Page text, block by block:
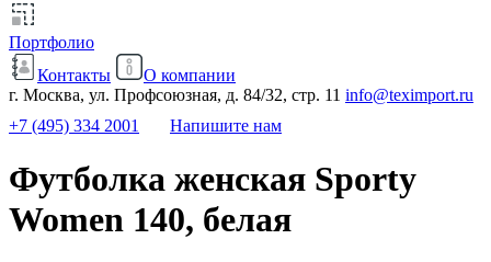
Портфолио
Контакты
О компании
г. Москва, ул. Профсоюзная, д. 84/32, стр. 11 info@teximport.ru
+7 (495) 334 2001
Напишите нам
Футболка женская Sporty
Women 140, белая